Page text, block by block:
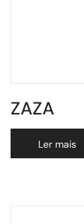
ZAZA
Ler mais